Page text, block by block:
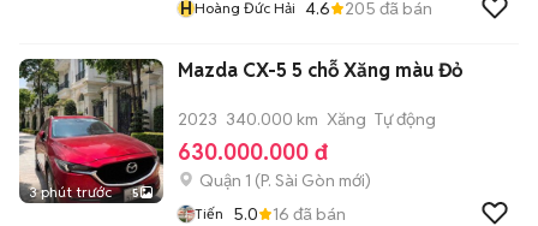
HHoàng Đức Hải 4.6 205 đã bán
3 phút trước 5
Mazda CX-5 5 chỗ Xăng màu Đỏ
2023 340.000 km Xăng Tự động
630.000.000 đ
Quận 1 (P. Sài Gòn mới)
Tiến 5.0 16 đã bán